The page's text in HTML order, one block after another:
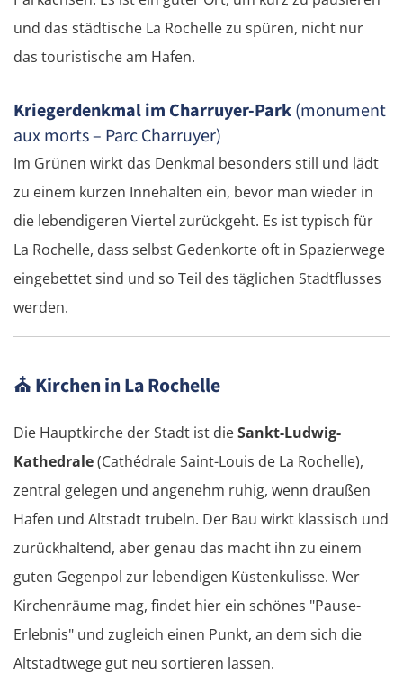
und das städtische La Rochelle zu spüren, nicht nur
das touristische am Hafen.
Kriegerdenkmal im Charruyer-Park(monument
aux morts – Parc Charruyer)
Im Grünen wirkt das Denkmal besonders still und lädt
zu einem kurzen Innehalten ein, bevor man wieder in
die lebendigeren Viertel zurückgeht. Es ist typisch für
La Rochelle, dass selbst Gedenkorte oft in Spazierwege
eingebettet sind und so Teil des täglichen Stadtflusses
werden.
⛪Kirchen in La Rochelle
Die Hauptkirche der Stadt ist dieSankt-Ludwig-
Kathedrale(Cathédrale Saint-Louis de La Rochelle),
zentral gelegen und angenehm ruhig, wenn draußen
Hafen und Altstadt trubeln. Der Bau wirkt klassisch und
zurückhaltend, aber genau das macht ihn zu einem
guten Gegenpol zur lebendigen Küstenkulisse. Wer
Kirchenräume mag, findet hier ein schönes "Pause-
Erlebnis" und zugleich einen Punkt, an dem sich die
Altstadtwege gut neu sortieren lassen.
Nowy Tomyśl
Schwiebus
Deutschland Ost
Frankfurt (Oder)
Fürstenwalde
Berlin
Senftenberg
Dresden
Pirna
Tschechien
Ústí nad Labem